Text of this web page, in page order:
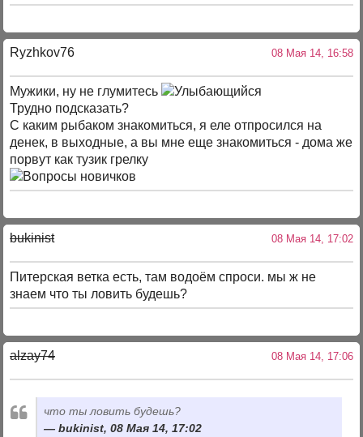
Ryzhkov76 08 Мая 14, 16:58
Мужики, ну не глумитесь
Трудно подсказать?
С каким рыбаком знакомиться, я еле отпросился на
денек, в выходные, а вы мне еще знакомиться - дома же
порвут как тузик грелку
bukinist 08 Мая 14, 17:02
Питерская ветка есть, там водоём спроси. мы ж не
знаем что ты ловить будешь?
alzay74 08 Мая 14, 17:06
что ты ловить будешь?
bukinist, 08 Мая 14, 17:02